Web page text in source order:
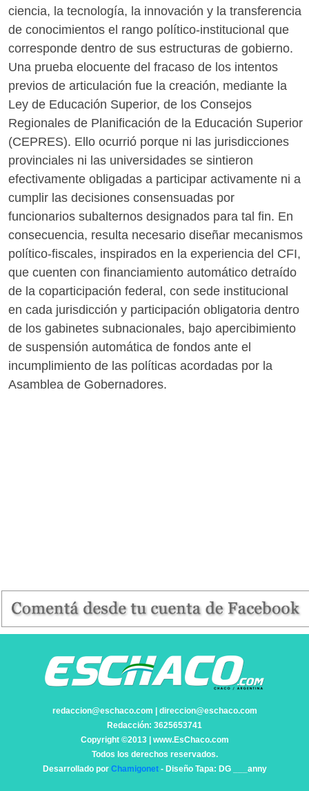
ciencia, la tecnología, la innovación y la transferencia
de conocimientos el rango político-institucional que
corresponde dentro de sus estructuras de gobierno.
Una prueba elocuente del fracaso de los intentos
previos de articulación fue la creación, mediante la
Ley de Educación Superior, de los Consejos
Regionales de Planificación de la Educación Superior
(CEPRES). Ello ocurrió porque ni las jurisdicciones
provinciales ni las universidades se sintieron
efectivamente obligadas a participar activamente ni a
cumplir las decisiones consensuadas por
funcionarios subalternos designados para tal fin. En
consecuencia, resulta necesario diseñar mecanismos
político-fiscales, inspirados en la experiencia del CFI,
que cuenten con financiamiento automático detraído
de la coparticipación federal, con sede institucional
en cada jurisdicción y participación obligatoria dentro
de los gabinetes subnacionales, bajo apercibimiento
de suspensión automática de fondos ante el
incumplimiento de las políticas acordadas por la
Asamblea de Gobernadores.
redaccion@eschaco.com | direccion@eschaco.com
Redacción: 3625653741
Copyright ©2013 | www.EsChaco.com
Todos los derechos reservados.
Desarrollado por Chamigonet- Diseño Tapa: DG ___anny